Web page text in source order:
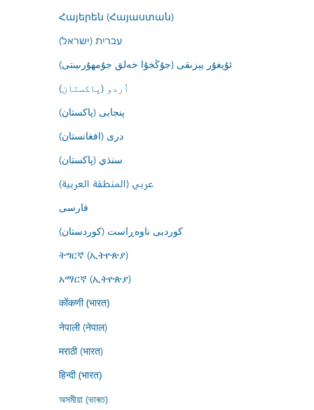
Հայերեն (Հայաստան)
עברית (ישראל)
ئۇيغۇر يېزىقى (جۇڭخۇا خەلق جۇمھۇرىيىتى)
اُردو (پاکستان)
پنجابی (پاکستان)
درى (افغانستان)
سنڌي (پاکستان)
عربي (المنطقة العربية)
فارسى
کوردیی ناوەڕاست (کوردستان)
ትግርኛ (ኢትዮጵያ)
አማርኛ (ኢትዮጵያ)
कोंकणी (भारत)
नेपाली (नेपाल)
मराठी (भारत)
हिन्दी (भारत)
অসমীয়া (ভাৰত)